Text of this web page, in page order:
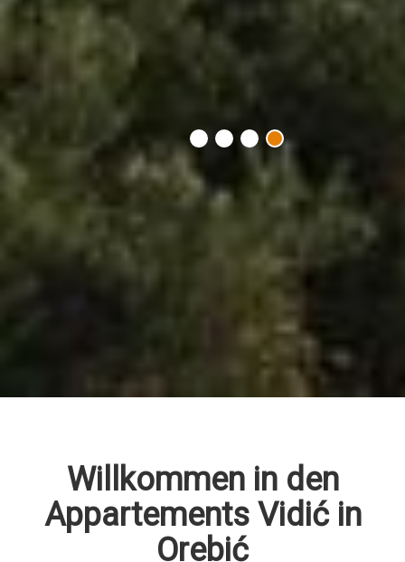
Willkommen in den
Appartements Vidić in
Orebić